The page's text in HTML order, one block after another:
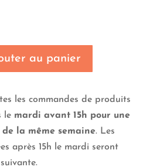
au panier
les commandes de produits
lemardi avant 15h pour une
la même semaine. Les
après 15h le mardi seront